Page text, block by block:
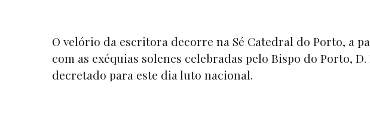
O velório da escritora decorre na Sé Catedral do Porto, a
com as exéquias solenes celebradas pelo Bispo do Porto,
decretado para este dia luto nacional.